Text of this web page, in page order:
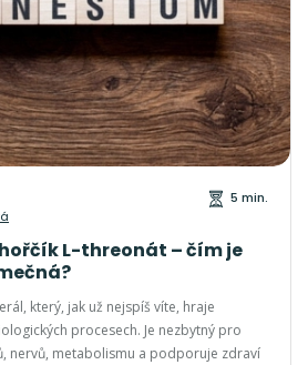
5 min.
L-threonát – čím je
který, jak už nejspíš víte, hraje
procesech. Je nezbytný pro
nervů, metabolismu a podporuje zdraví